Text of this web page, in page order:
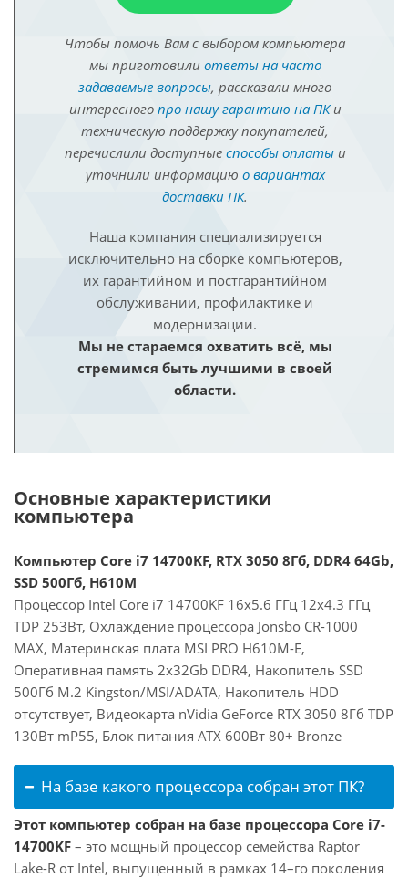
Чтобы помочь Вам с выбором компьютера
мы приготовили ответы на часто
задаваемые вопросы, рассказали много
интересного про нашу гарантию на ПКи
техническую поддержку покупателей,
перечислили доступные способы оплатыи
уточнили информацию о вариантах
доставки ПК.
Наша компания специализируется
исключительно на сборке компьютеров,
их гарантийном и постгарантийном
обслуживании, профилактике и
модернизации.
Мы не стараемся охватить всё, мы
стремимся быть лучшими в своей
области.
Основные характеристики
компьютера
Компьютер Core i7 14700KF, RTX 3050 8Гб, DDR4 64Gb,
SSD 500Гб, H610M
Процессор Intel Core i7 14700KF 16x5.6 ГГц 12x4.3 ГГц
TDP 253Вт, Охлаждение процессора Jonsbo CR-1000
MAX, Материнская плата MSI PRO H610M-E,
Оперативная память 2x32Gb DDR4, Накопитель SSD
500Гб M.2 Kingston/MSI/ADATA, Накопитель HDD
отсутствует, Видеокарта nVidia GeForce RTX 3050 8Гб TDP
130Вт mP55, Блок питания ATX 600Вт 80+ Bronze
На базе какого процессора собран этот ПК?
Этот компьютер собран на базе процессора Core i7-
14700KF – это мощный процессор семейства Raptor
Lake-R от Intel, выпущенный в рамках 14–го поколения